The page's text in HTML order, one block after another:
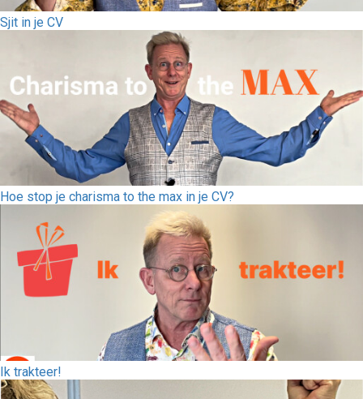
Sjit in je CV
Hoe stop je charisma to the max in je CV?
Ik trakteer!